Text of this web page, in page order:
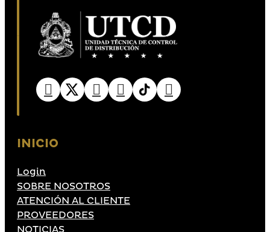
INICIO
Login
SOBRE NOSOTROS
ATENCIÓN AL CLIENTE
PROVEEDORES